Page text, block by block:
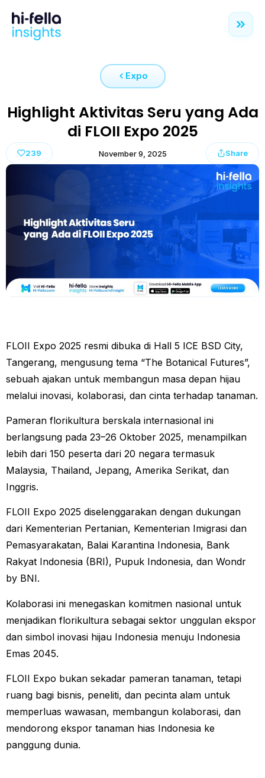
Expo
Highlight Aktivitas Seru yang Ada
di FLOII Expo 2025
239 November 9, 2025 Share
FLOII Expo 2025 resmi dibuka di Hall 5 ICE BSD City,
Tangerang, mengusung tema “The Botanical Futures”,
sebuah ajakan untuk membangun masa depan hijau
melalui inovasi, kolaborasi, dan cinta terhadap tanaman.
Pameran florikultura berskala internasional ini
berlangsung pada 23–26 Oktober 2025, menampilkan
lebih dari 150 peserta dari 20 negara termasuk
Malaysia, Thailand, Jepang, Amerika Serikat, dan
Inggris.
FLOII Expo 2025 diselenggarakan dengan dukungan
dari Kementerian Pertanian, Kementerian Imigrasi dan
Pemasyarakatan, Balai Karantina Indonesia, Bank
Rakyat Indonesia (BRI), Pupuk Indonesia, dan Wondr
by BNI.
Kolaborasi ini menegaskan komitmen nasional untuk
menjadikan florikultura sebagai sektor unggulan ekspor
dan simbol inovasi hijau Indonesia menuju Indonesia
Emas 2045.
FLOII Expo bukan sekadar pameran tanaman, tetapi
ruang bagi bisnis, peneliti, dan pecinta alam untuk
memperluas wawasan, membangun kolaborasi, dan
mendorong ekspor tanaman hias Indonesia ke
panggung dunia.